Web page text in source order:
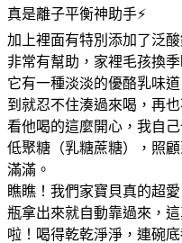
真是離子平衡神助手⚡
加上裡面有特別添加了泛
非常有幫助，家裡毛孩換
它有一種淡淡的優酪乳味
到就忍不住湊過來喝，再
看他喝的這麼開心，我自
低聚糖（乳糖蔗糖），照
滿滿。
瞧瞧！我們家寶貝真的超
瓶拿出來就自動靠過來，
啦！喝得乾乾淨淨，連碗